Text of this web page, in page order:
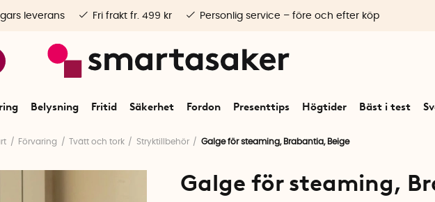
Belysning Fritid Säkerhet Fordon Presenttips Högtider Bäst i test
leverans Fri frakt fr. 499 kr Personlig service – före och efter köp
Förvaring Tvätt och tork Stryktillbehör Galge för steaming, Brabantia, Beige
Galge för steaming,